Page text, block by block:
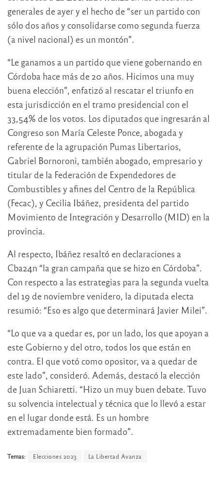
generales de ayer y el hecho de “ser un partido con
sólo dos años y consolidarse como segunda fuerza
(a nivel nacional) es un montón”.
“Le ganamos a un partido que viene gobernando en
Córdoba hace más de 20 años. Hicimos una muy
buena elección”, enfatizó al rescatar el triunfo en
esta jurisdicción en el tramo presidencial con el
33,54% de los votos. Los diputados que ingresarán al
Congreso son María Celeste Ponce, abogada y
referente de la agrupación Pumas Libertarios,
Gabriel Bornoroni, también abogado, empresario y
titular de la Federación de Expendedores de
Combustibles y afines del Centro de la República
(Fecac), y Cecilia Ibáñez, presidenta del partido
Movimiento de Integración y Desarrollo (MID) en la
provincia.
Al respecto, Ibáñez resaltó en declaraciones a
Cba24n “la gran campaña que se hizo en Córdoba”.
Con respecto a las estrategias para la segunda vuelta
del 19 de noviembre venidero, la diputada electa
resumió: “Eso es algo que determinará Javier Milei”.
“Lo que va a quedar es, por un lado, los que apoyan a
este Gobierno y del otro, todos los que están en
contra. El que votó como opositor, va a quedar de
este lado”, consideró. Además, destacó la elección
de Juan Schiaretti. “Hizo un muy buen debate. Tuvo
su solvencia intelectual y técnica que lo llevó a estar
en el lugar donde está. Es un hombre
extremadamente bien formado”.
Temas: Elecciones 2023 La Libertad Avanza